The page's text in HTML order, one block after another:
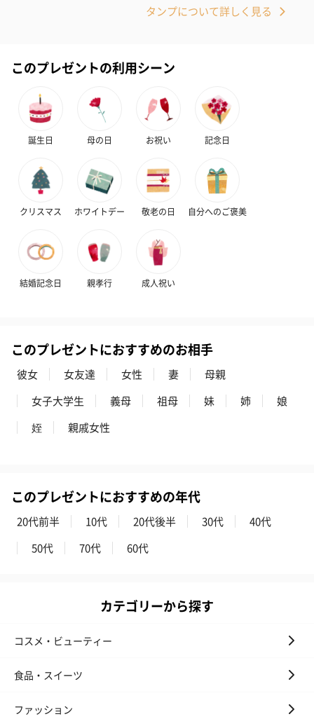
タンプについて詳しく見る
このプレゼントの利用シーン
誕生日 母の日 お祝い 記念日
クリスマス ホワイトデー 敬老の日 自分へのご褒美
結婚記念日 親孝行 成人祝い
このプレゼントにおすすめのお相手
彼女 女友達 女性 妻
母親
女子大学生
義母 祖母 妹 姉
娘
姪
親戚女性
このプレゼントにおすすめの年代
20代前半 10代 20代後半 30代
40代
50代
70代 60代
カテゴリーから探す
コスメ・ビューティー
食品・スイーツ
ファッション